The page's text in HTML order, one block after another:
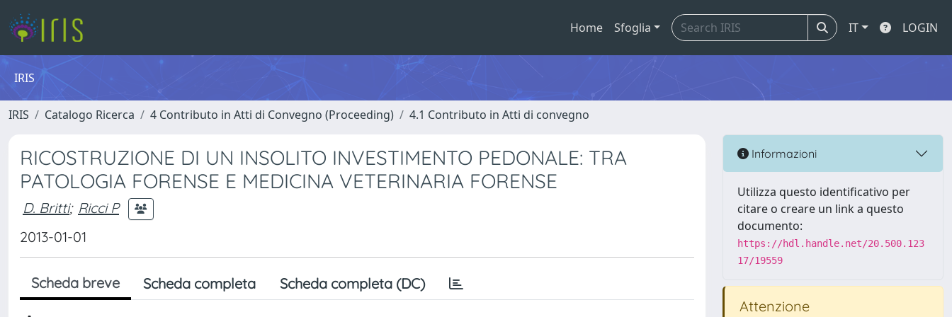
Home Sfoglia IT LOGIN
IRIS
IRIS Catalogo Ricerca 4 Contributo in Atti di Convegno (Proceeding) 4.1 Contributo in Atti di convegno
RICOSTRUZIONE DI UN INSOLITO INVESTIMENTO PEDONALE: TRA
PATOLOGIA FORENSE E MEDICINA VETERINARIA FORENSE
D. Britti; Ricci P
2013-01-01
Scheda breve Scheda completa Scheda completa (DC)
Informazioni
Utilizza questo identificativo per
citare o creare un link a questo
documento:
https://hdl.handle.net/20.500.123
17/19559
Attenzione